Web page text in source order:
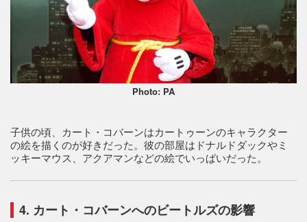
Photo: PA
子供の頃、カート・コバーンはカートゥーンのキャラクター
の絵を描くのが好きだった。彼の部屋はドナルドダックやミ
ッキーマウス、アクアマンなどの絵でいっぱいだった。
4. カート・コバーンへのビートルズの影響